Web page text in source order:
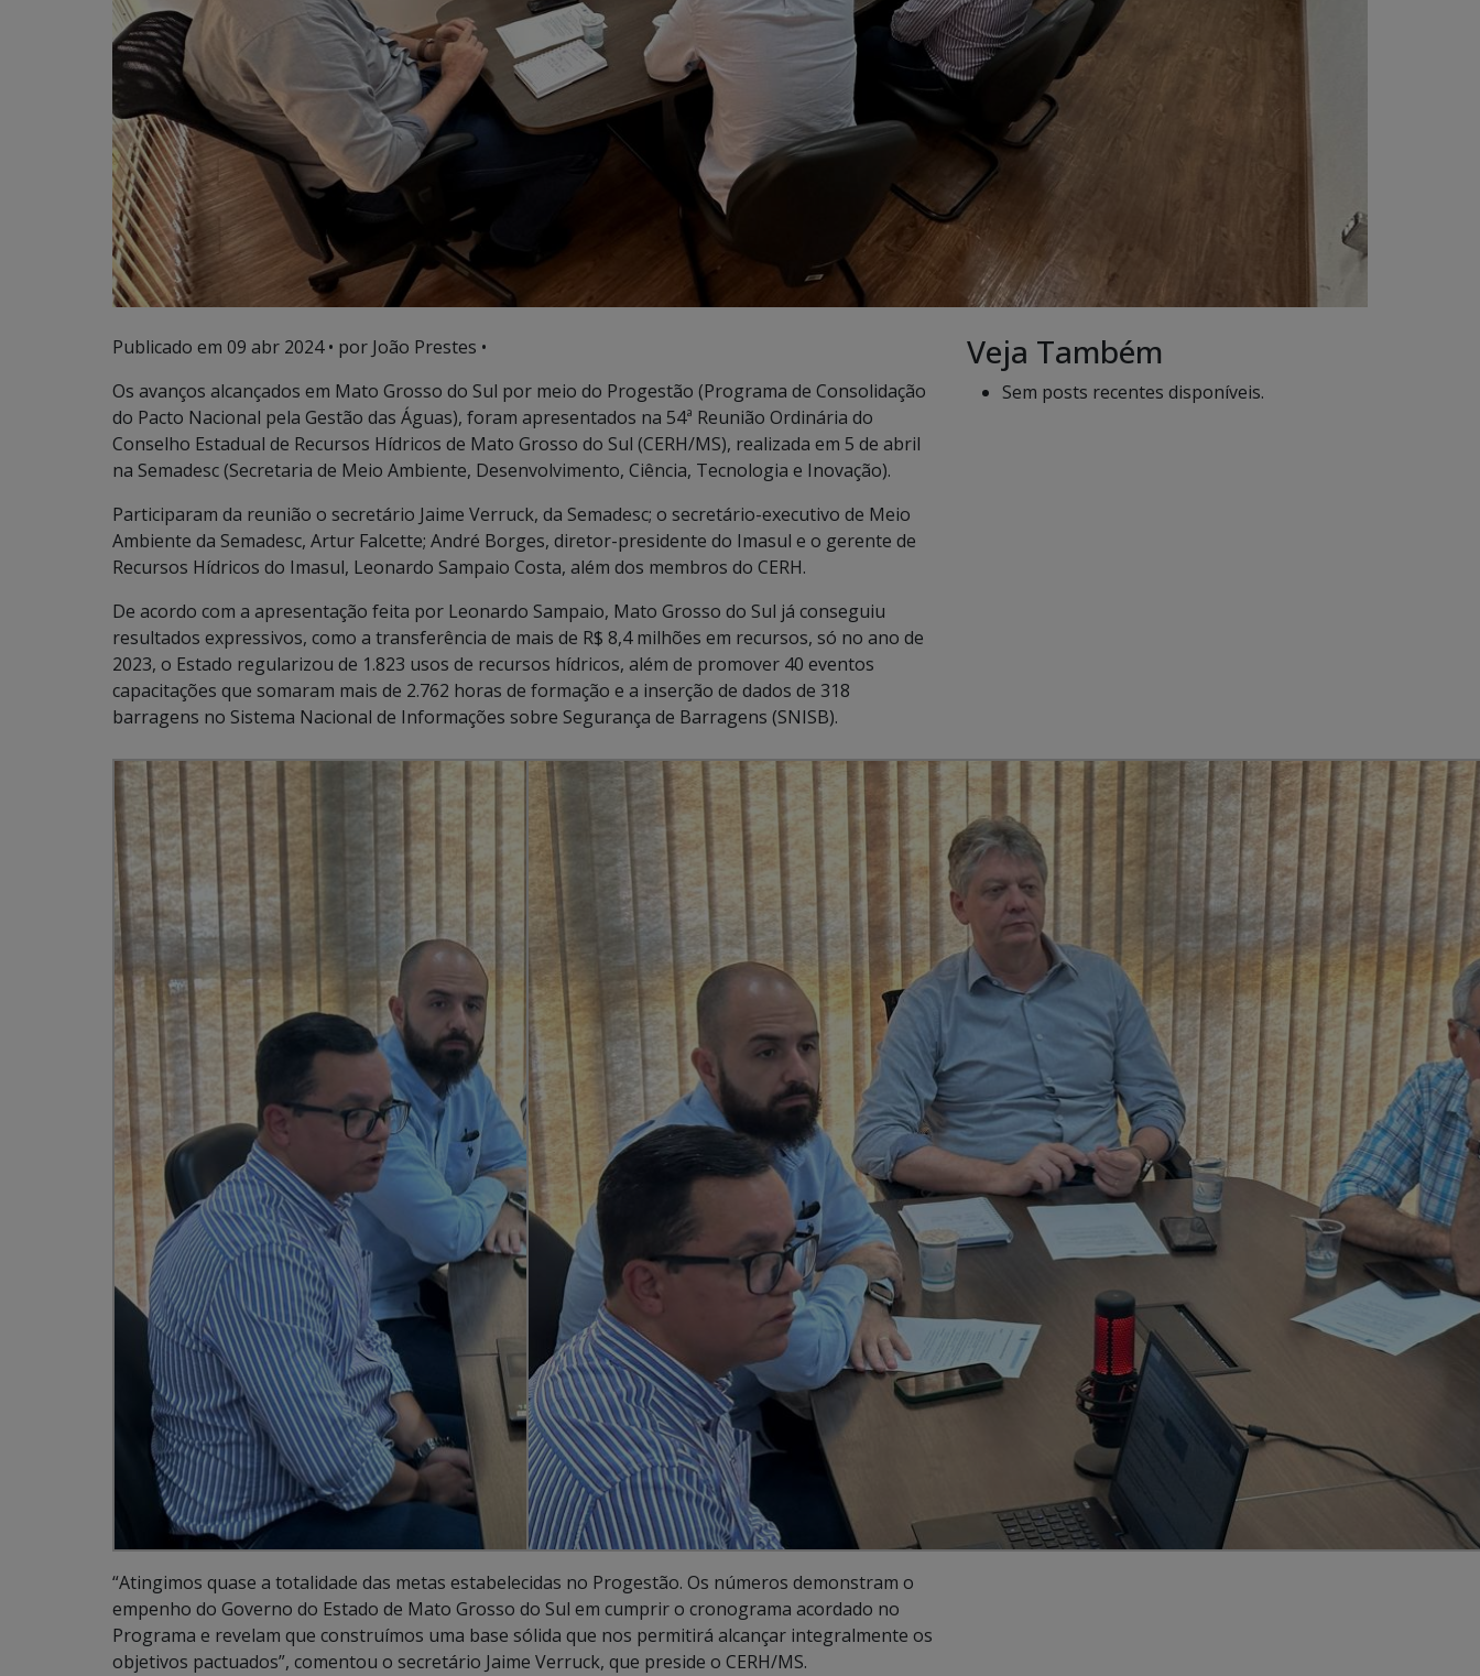
Publicado em 09 abr 2024• por João Prestes •
Os avanços alcançados em Mato Grosso do Sul por meio do Progestão (Programa de Consolidação
do Pacto Nacional pela Gestão das Águas), foram apresentados na 54ª Reunião Ordinária do
Conselho Estadual de Recursos Hídricos de Mato Grosso do Sul (CERH/MS), realizada em 5 de abril
na Semadesc (Secretaria de Meio Ambiente, Desenvolvimento, Ciência, Tecnologia e Inovação).
Participaram da reunião o secretário Jaime Verruck, da Semadesc; o secretário-executivo de Meio
Ambiente da Semadesc, Artur Falcette; André Borges, diretor-presidente do Imasul e o gerente de
Recursos Hídricos do Imasul, Leonardo Sampaio Costa, além dos membros do CERH.
De acordo com a apresentação feita por Leonardo Sampaio, Mato Grosso do Sul já conseguiu
resultados expressivos, como a transferência de mais de R$ 8,4 milhões em recursos, só no ano de
2023, o Estado regularizou de 1.823 usos de recursos hídricos, além de promover 40 eventos
capacitações que somaram mais de 2.762 horas de formação e a inserção de dados de 318
barragens no Sistema Nacional de Informações sobre Segurança de Barragens (SNISB).
“Atingimos quase a totalidade das metas estabelecidas no Progestão. Os números demonstram o
empenho do Governo do Estado de Mato Grosso do Sul em cumprir o cronograma acordado no
Programa e revelam que construímos uma base sólida que nos permitirá alcançar integralmente os
objetivos pactuados”, comentou o secretário Jaime Verruck, que preside o CERH/MS.
Veja Também
Sem posts recentes disponíveis.